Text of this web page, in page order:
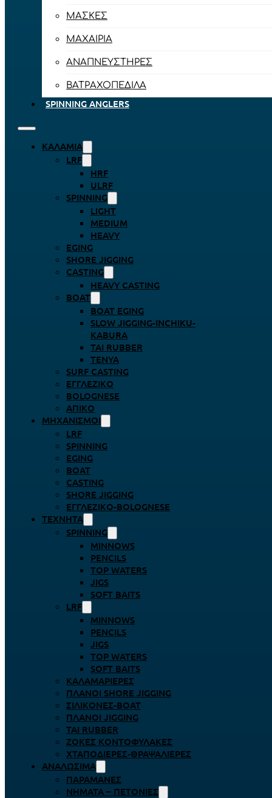
ΜΆΣΚΕΣ
ΜΑΧΑΊΡΙΑ
ΑΝΑΠΝΕΥΣΤΉΡΕΣ
ΒΑΤΡΑΧΟΠΈΔΙΛΑ
SPINNING ANGLERS
ΚΑΛΆΜΙΑ
LRF
HRF
ULRF
SPINNING
LIGHT
MEDIUM
HEAVY
EGING
SHORE JIGGING
CASTING
HEAVY CASTING
BOAT
BOAT EGING
SLOW JIGGING-INCHIKU-
KABURA
TAI RUBBER
TENYA
SURF CASTING
ΕΓΓΛΈΖΙΚΟ
BOLOGNESE
ΑΠΊΚΟ
ΜΗΧΑΝΙΣΜΟΊ
LRF
SPINNING
EGING
BOAT
CASTING
SHORE JIGGING
ΕΓΓΛΈΖΙΚΟ-BOLOGNESE
ΤΕΧΝΗΤΆ
SPINNING
MINNOWS
PENCILS
TOP WATERS
JIGS
SOFT BAITS
LRF
MINNOWS
PENCILS
JIGS
TOP WATERS
SOFT BAITS
ΚΑΛΑΜΑΡΙΈΡΕΣ
ΠΛΆΝΟΙ SHORE JIGGING
ΣΙΛΙΚΌΝΕΣ-BOAT
ΠΛΆΝΟΙ JIGGING
TAI RUBBER
ΖΌΚΕΣ ΚΟΝΤΟΦΎΛΑΚΕΣ
ΧΤΑΠΟΔΙΈΡΕΣ-ΘΡΑΨΑΛΙΈΡΕΣ
ΑΝΑΛΏΣΙΜΑ
ΠΑΡΑΜΆΝΕΣ
ΝΉΜΑΤΑ – ΠΕΤΟΝΙΈΣ